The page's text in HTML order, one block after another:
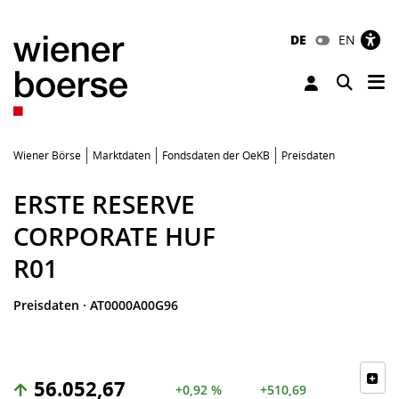
DE EN
Toggle
Wiener Börse Marktdaten Fondsdaten der OeKB Preisdaten
ERSTE RESERVE
CORPORATE HUF
R01
Preisdaten · AT0000A00G96
56.052,67 +0,92 % +510,69